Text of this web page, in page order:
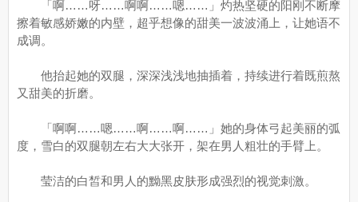
「啊……呀……啊啊……嗯……」灼热坚硬的阳刚不断摩
擦着敏感娇嫩的内壁，超乎想像的甜美一波波涌上，让她语不
成调。
他抬起她的双腿，深深浅浅地抽插着，持续进行着既煎熬
又甜美的折磨。
「啊啊……嗯……啊……啊……」她的身体弓起美丽的弧
度，雪白的双腿朝左右大大张开，架在男人粗壮的手臂上。
莹洁的白皙和男人的黝黑皮肤形成强烈的视觉刺激。